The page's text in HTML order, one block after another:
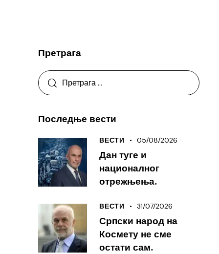
Претрага
Последње вести
ВЕСТИ 05/08/2026
Дан туге и
националног
отрежњења.
ВЕСТИ 31/07/2026
Српски народ на
Космету не сме
остати сам.